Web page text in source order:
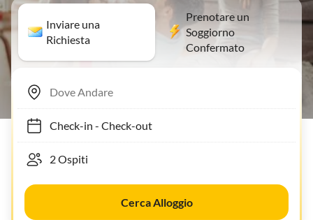
Inviare una
Richiesta
Prenotare un
Soggiorno
Confermato
Check-in- Check-out
Cerca Alloggio